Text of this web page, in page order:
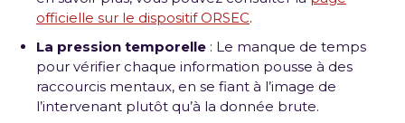
officielle sur le dispositif ORSEC.
La pression temporelle : Le manque de temps
pour vérifier chaque information pousse à des
raccourcis mentaux, en se fiant à l’image de
l’intervenant plutôt qu’à la donnée brute.